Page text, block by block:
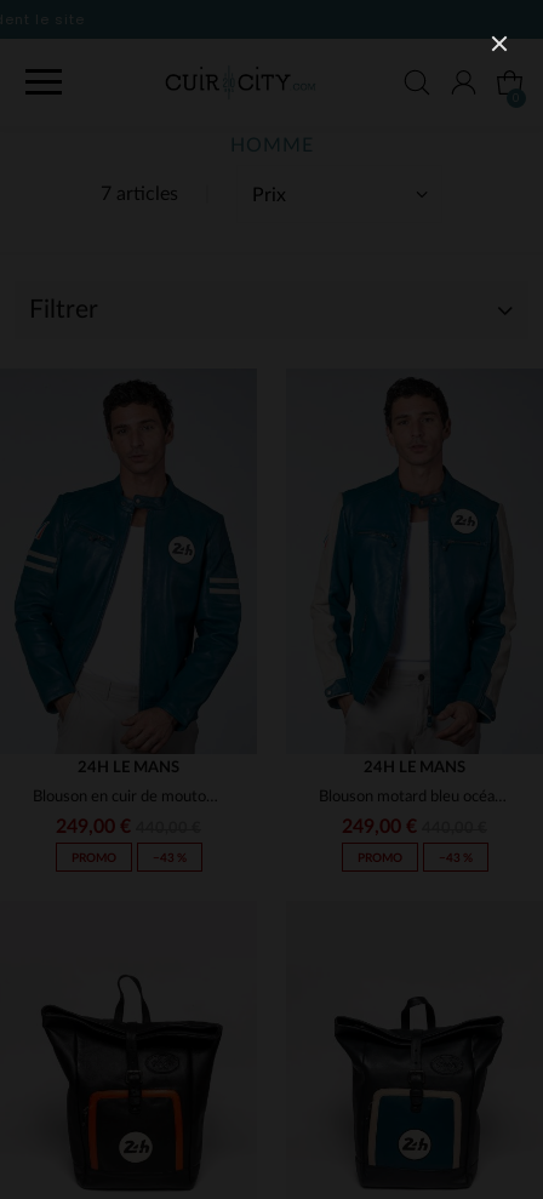
7 articles
HOMME
Filtrer
(7)
(7)
TAILLES DISPONIBLES
2XL
24H LE MANS
Blouson en cuir de mouton bleu océan, souple et léger, style racing.
249,00 €
PROMO −43 %
TAILLES DISPONIBLES
2XL
24H LE MANS
Blouson motard bleu océan en cuir de mouton, léger et souple.
249,00 €
PROMO −43 %